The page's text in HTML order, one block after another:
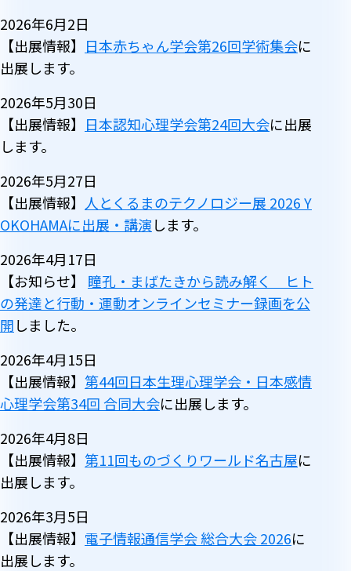
2026年6月2日
【出展情報】 日本赤ちゃん学会第26回学術集会に
出展します。
2026年5月30日
【出展情報】 日本認知心理学会第24回大会に出展
します。
2026年5月27日
【出展情報】 人とくるまのテクノロジー展 2026 Y
OKOHAMAに出展・講演します。
2026年4月17日
【お知らせ】 瞳孔・まばたきから読み解く ヒト
の発達と行動・運動オンラインセミナー録画を公
開しました。
2026年4月15日
【出展情報】 第44回日本生理心理学会・日本感情
心理学会第34回 合同大会に出展します。
2026年4月8日
【出展情報】 第11回ものづくりワールド名古屋に
出展します。
2026年3月5日
【出展情報】 電子情報通信学会 総合大会 2026に
出展します。